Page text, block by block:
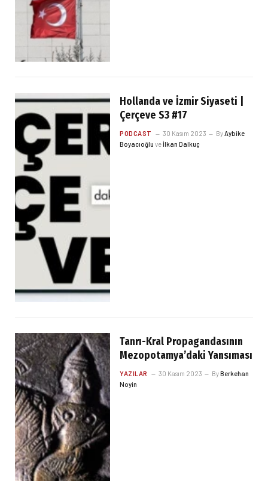
Hollanda ve İzmir Siyaseti |
Çerçeve S3 #17
PODCAST 30 Kasım 2023 ByAybike
Boyacıoğlu ve İlkan Dalkuç
Tanrı-Kral Propagandasının
Mezopotamya’daki Yansıması
YAZILAR 30 Kasım 2023 ByBerkehan
Noyin